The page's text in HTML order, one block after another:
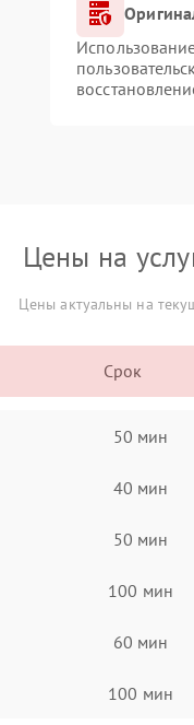
Цены на
Цены актуальны на
Срок
50 мин
40 мин
50 мин
100 мин
60 мин
100 мин